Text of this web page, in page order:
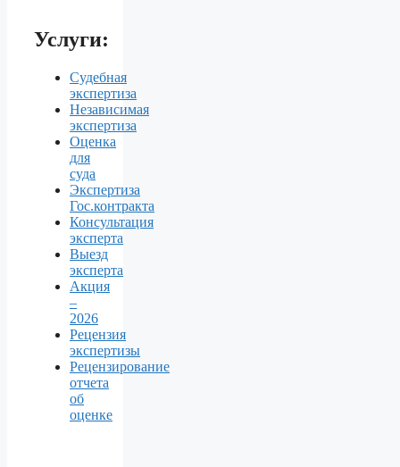
Услуги:
Судебная
экспертиза
Независимая
экспертиза
Оценка
для
суда
Экспертиза
Гос.контракта
Консультация
эксперта
Выезд
эксперта
Акция
–
2026
Рецензия
экспертизы
Рецензирование
отчета
об
оценке